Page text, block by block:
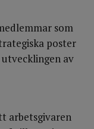
som
poster
av
arbetsgivaren